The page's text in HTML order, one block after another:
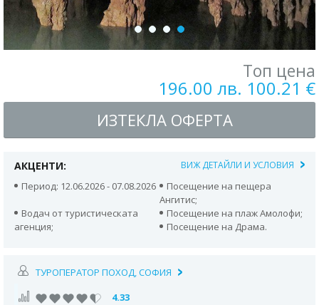
Топ цена
196.00 лв. 100.21 €
ИЗТЕКЛА ОФЕРТА
АКЦЕНТИ: ВИЖ ДЕТАЙЛИ И УСЛОВИЯ
Период: 12.06.2026 - 07.08.2026
Посещение на пещера
Ангитис;
Водач от туристическата
агенция;
Посещение на плаж Амолофи;
Посещение на Драма.
ТУРОПЕРАТОР ПОХОД, СОФИЯ
4.33